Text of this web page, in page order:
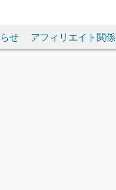
せ アフィリエイト関係